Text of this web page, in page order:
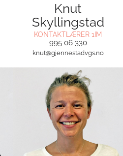
Knut
Skyllingstad
KONTAKTLÆRER 1IM
995 06 330
knut@gjennestadvgs.no